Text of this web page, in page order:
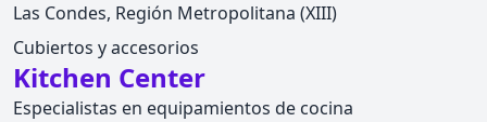
Las Condes, Región Metropolitana (XIII)
Cubiertos y accesorios
Kitchen Center
Especialistas en equipamientos de cocina